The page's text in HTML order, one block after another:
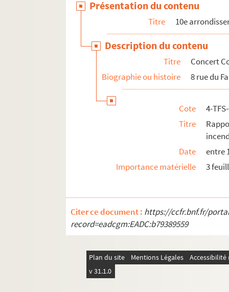
Présentation du contenu
Titre 10e
Description du contenu
Titre
Concert
Biographie ou histoire
8 rue du
Cote
4-
Titre
Date
entre
Importance matérielle
3
Citer ce document : https://ccfr.bnf.fr/
record=eadcgm:EADC:b79389559
Plan du site Mentions Légales
v 31.1.0